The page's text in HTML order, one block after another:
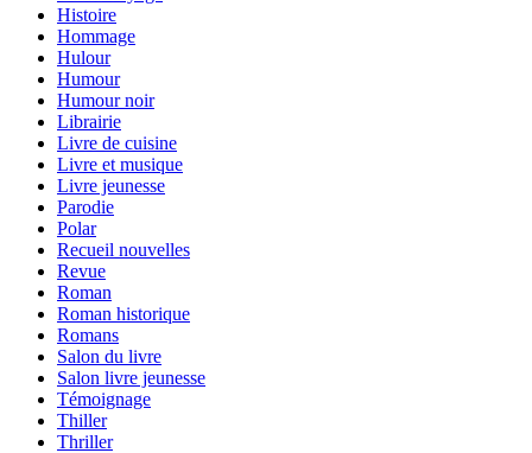
Histoire
Hommage
Hulour
Humour
Humour noir
Librairie
Livre de cuisine
Livre et musique
Livre jeunesse
Parodie
Polar
Recueil nouvelles
Revue
Roman
Roman historique
Romans
Salon du livre
Salon livre jeunesse
Témoignage
Thiller
Thriller